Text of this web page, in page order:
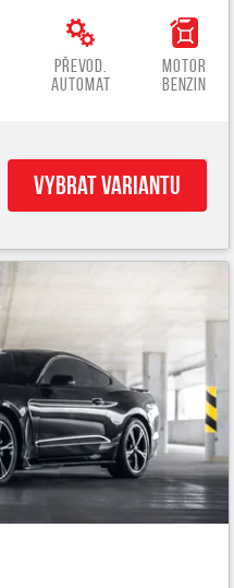
Převod.
automat
Motor
benzin
Vybrat variantu